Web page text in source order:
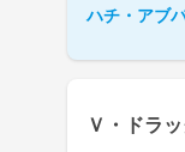
ハチ・アブ
Ｖ・ドラ